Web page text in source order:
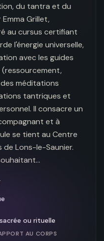
du tantra et du
Grillet,
au cursus certifiant
l'énergie universelle,
avec les guides
méditations
tantriques et
Il consacre un
et à
se tient au Centre
de Lons-le-Saunier.
ou rituelle
AU CORPS